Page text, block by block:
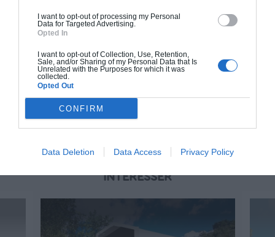
I want to opt-out of processing my Personal
Data for Targeted Advertising.
Opted In
I want to opt-out of Collection, Use, Retention,
Sale, and/or Sharing of my Personal Data that Is
Unrelated with the Purposes for which it was
collected.
Opted Out
CONFIRM
Data Deletion Data Access Privacy Policy
À partir de
1 013 000€ TTC
INTÉRESSER